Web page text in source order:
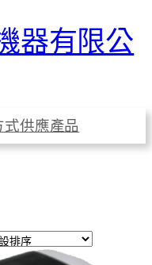
器有限公
式供應產品